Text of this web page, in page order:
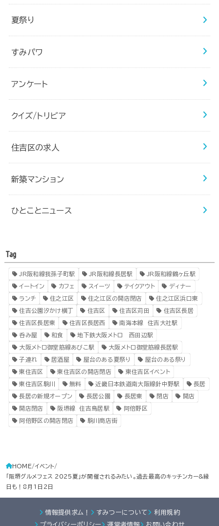
夏祭り
すみパワ
アンケート
クイズ/トリビア
住吉区の求人
新築マンション
ひとことニュース
Tag
JR阪和線我孫子町駅 JR阪和線長居駅 JR阪和線鶴ヶ丘駅
イートイン カフェ スイーツ テイクアウト ディナー
ランチ 住之江区 住之江区の開店閉店 住之江区浜口東
住吉公園汐かけ横丁 住吉区 住吉区苅田 住吉区長居
住吉区長居東 住吉区長居西 南海本線 住吉大社駅
呑み屋 和食 地下鉄大阪メトロ 西田辺駅
大阪メトロ御堂筋線あびこ駅 大阪メトロ御堂筋線長居駅
子連れ 居酒屋 屋台のある夏祭り 屋台のある祭り
東住吉区 東住吉区の開店閉店 東住吉区イベント
東住吉区駒川 無料 近畿日本鉄道南大阪線針中野駅 長居
長居の新規オープン 長居公園 長居東 閉店 開店
開店閉店 阪堺線 住吉鳥居駅 阿倍野区
阿倍野区の開店閉店 駒川商店街
HOME
イベント
「阪堺グルメフェス 2025夏」が開催されるみたい。過去最高のキッチンカー&縁
日も！8月1日2日
情報提供求ム！ すみつーについて
利用規約
プライバシーポリシー
運営者情報 お問い合わせ